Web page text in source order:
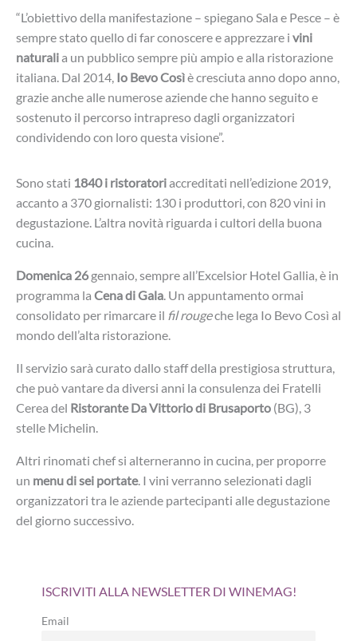
“L’obiettivo della manifestazione – spiegano Sala e Pesce – è
sempre stato quello di far conoscere e apprezzare i vini
naturalia un pubblico sempre più ampio e alla ristorazione
italiana. Dal 2014, Io Bevo Cosìè cresciuta anno dopo anno,
grazie anche alle numerose aziende che hanno seguito e
sostenuto il percorso intrapreso dagli organizzatori
condividendo con loro questa visione”.
Sono stati 1840 i ristoratoriaccreditati nell’edizione 2019,
accanto a 370 giornalisti: 130 i produttori, con 820 vini in
degustazione. L’altra novità riguarda i cultori della buona
cucina.
Domenica 26gennaio, sempre all’Excelsior Hotel Gallia, è in
programma la Cena di Gala. Un appuntamento ormai
consolidato per rimarcare il fil rougeche lega Io Bevo Così al
mondo dell’alta ristorazione.
Il servizio sarà curato dallo staff della prestigiosa struttura,
che può vantare da diversi anni la consulenza dei Fratelli
Cerea del Ristorante Da Vittorio di Brusaporto (BG), 3
stelle Michelin.
Altri rinomati chef si alterneranno in cucina, per proporre
un menu di sei portate. I vini verranno selezionati dagli
organizzatori tra le aziende partecipanti alle degustazione
del giorno successivo.
ISCRIVITI ALLA NEWSLETTER DI WINEMAG!
Email